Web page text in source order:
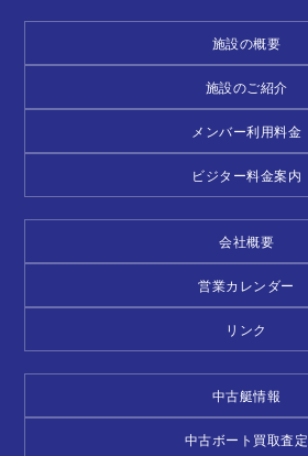
施設の概要
施設のご紹介
メンバー利用料金
ビジター料金案内
会社概要
営業カレンダー
リンク
中古艇情報
中古ボート買取査定